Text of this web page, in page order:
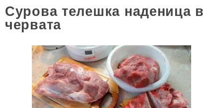
Сурова телешка наденица в
червата